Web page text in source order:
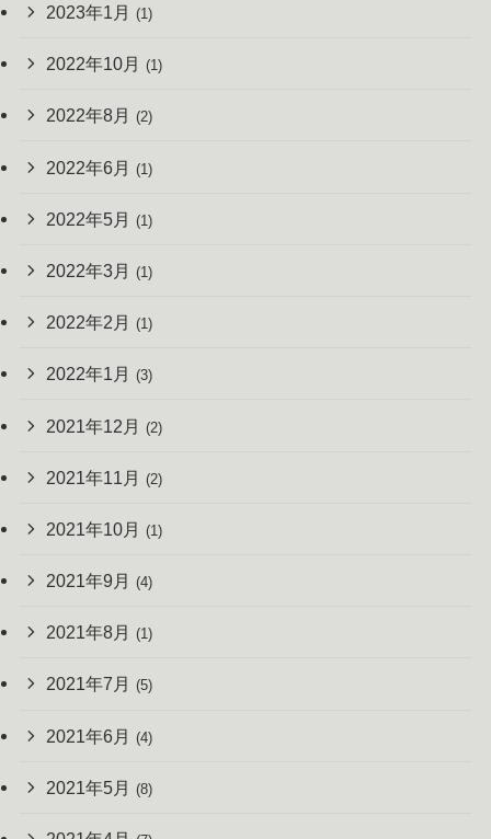
2023年1月 (1)
2022年10月 (1)
2022年8月 (2)
2022年6月 (1)
2022年5月 (1)
2022年3月 (1)
2022年2月 (1)
2022年1月 (3)
2021年12月 (2)
2021年11月 (2)
2021年10月 (1)
2021年9月 (4)
2021年8月 (1)
2021年7月 (5)
2021年6月 (4)
2021年5月 (8)